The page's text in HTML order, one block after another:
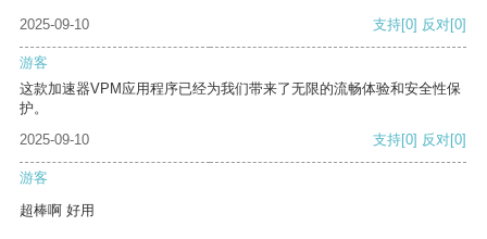
2025-09-10 支持[0] 反对[0]
游客
这款加速器VPM应用程序已经为我们带来了无限的流畅体验和安全性保
护。
2025-09-10
支持[0] 反对[0]
游客
超棒啊 好用